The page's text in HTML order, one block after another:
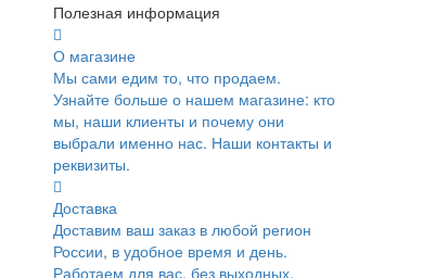
Полезная информация
О магазине
Мы сами едим то, что продаем.
Узнайте больше о нашем магазине: кто
мы, наши клиенты и почему они
выбрали именно нас. Наши контакты и
реквизиты.
Доставка
Доставим ваш заказ в любой регион
России, в удобное время и день.
Работаем для вас, без выходных.